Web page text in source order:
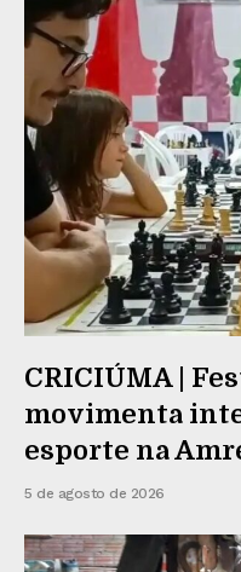
CRICIÚMA |
movimenta
esporte na
5 de agosto de 2026